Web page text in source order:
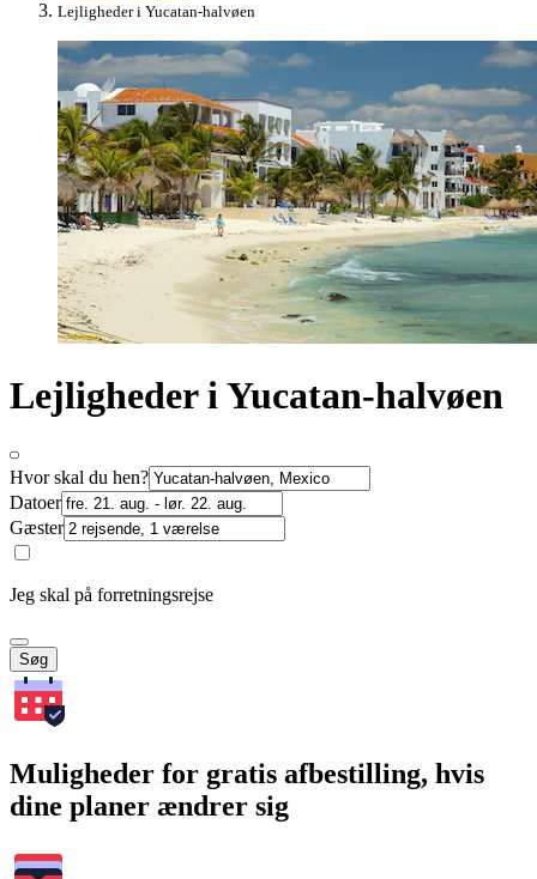
Lejligheder i Yucatan-halvøen
Lejligheder i Yucatan-halvøen
Hvor skal du hen?
Datoer
Gæster
Jeg skal på forretningsrejse
Søg
Muligheder for gratis afbestilling, hvis
dine planer ændrer sig